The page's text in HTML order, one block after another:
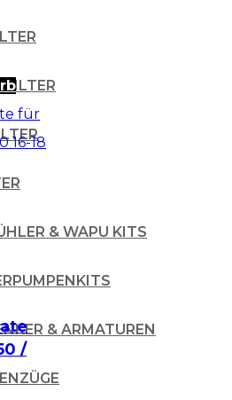
& WAPU KITS
& ARMATUREN
/